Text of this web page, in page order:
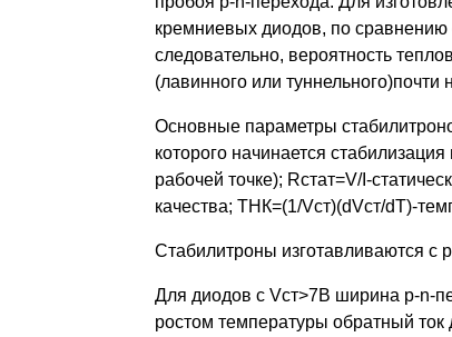
кремниевых диодов, по
следовательно, вероятность
(лавинного или
Основные параметры
которого начинается
рабочей точке); Rстат=V/I-
качества; ТНК=(1/Vст)(dVст/dT)-
Стабилитроны изготавливаются с
Для диодов с Vст>7В ширина p-n-
ростом температуры обратный ток